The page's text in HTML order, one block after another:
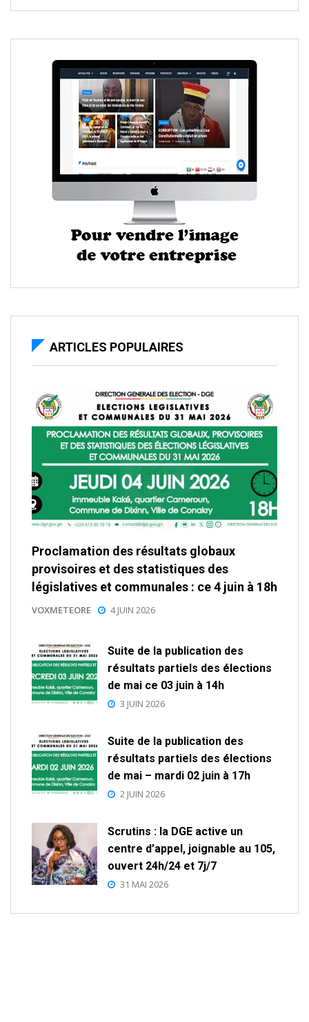
ARTICLES POPULAIRES
Proclamation des résultats globaux
provisoires et des statistiques des
législatives et communales : ce 4 juin à 18h
VOXMETEORE 4 JUIN 2026
Suite de la publication des
résultats partiels des élections
de mai ce 03 juin à 14h
3 JUIN 2026
Suite de la publication des
résultats partiels des élections
de mai – mardi 02 juin à 17h
2 JUIN 2026
Scrutins : la DGE active un
centre d’appel, joignable au 105,
ouvert 24h/24 et 7j/7
31 MAI 2026